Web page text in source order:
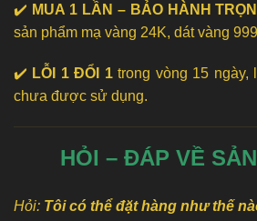
✔️ MUA 1 LẦN – BẢO HÀNH
sản phẩm mạ vàng 24K, dát vàng
✔️ LỖI 1 ĐỔI 1trong vòng 15 ngày,
chưa được sử dụng.
HỎI – ĐÁP VỀ
Hỏi: Tôi có thể đặt hàng như thế